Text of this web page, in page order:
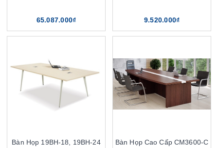
65.087.000₫ 9.520.000₫
Bàn Họp 19BH-18, 19BH-24 Bàn Họp Cao Cấp CM3600-C